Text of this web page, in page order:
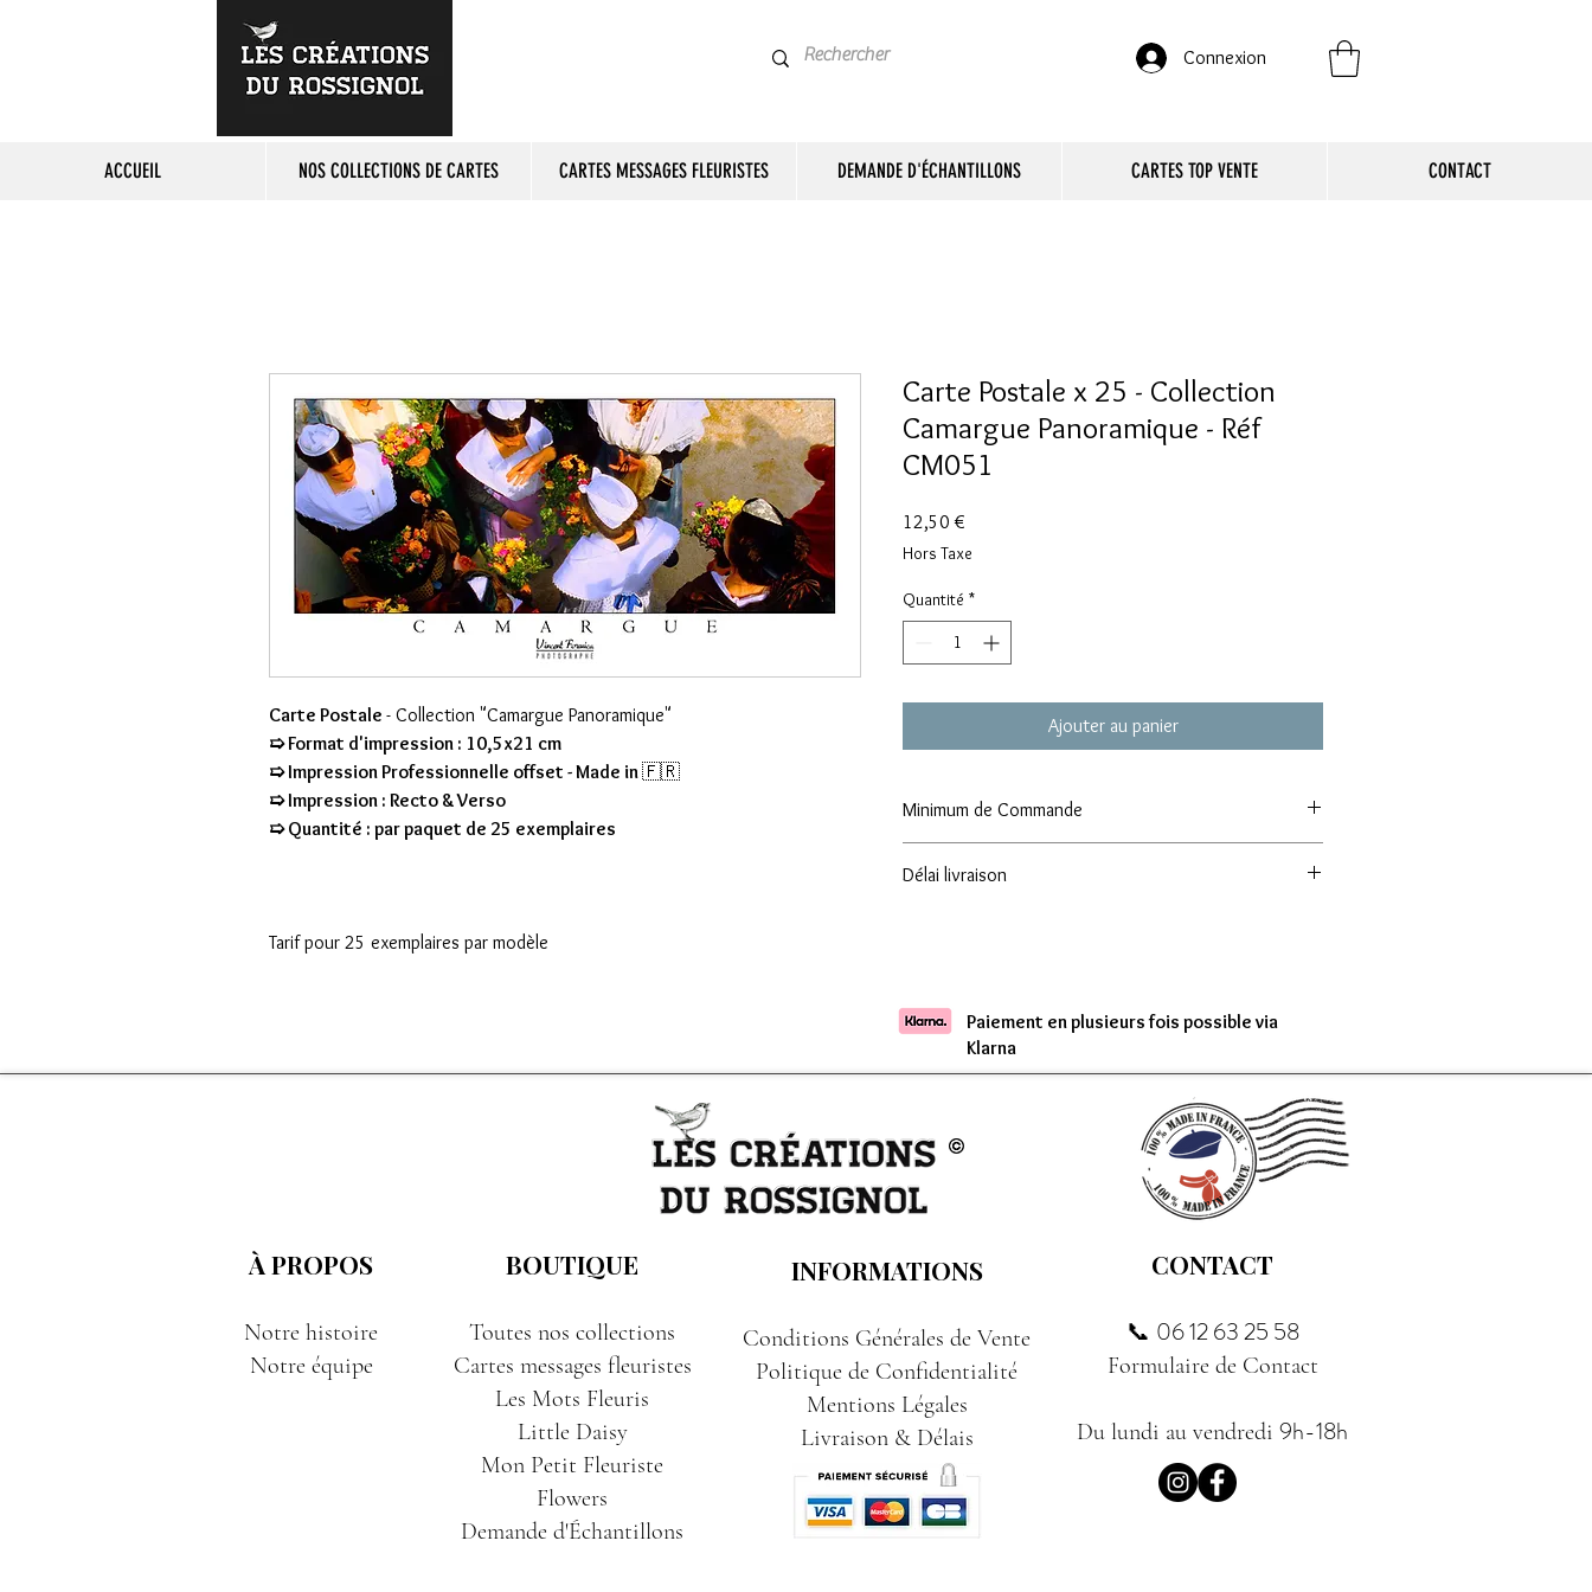
Connexion
ACCUEIL NOS COLLECTIONS DE CARTES CARTES MESSAGES FLEURISTES DEMANDE D'ÉCHANTILLONS CARTES TOP VENTE CONTACT
Carte Postale - Collection "Camargue Panoramique"
➯ Format d'impression : 10,5x21 cm
➯ Impression Professionnelle offset - Made in🇫🇷
➯ Impression : Recto & Verso
➯ Quantité : par paquet de 25 exemplaires
Tarif pour 25 exemplaires par modèle
Carte Postale x 25 - Collection
Camargue Panoramique - Réf
CM051
12,50 €
Hors Taxe
Quantité *
Ajouter au panier
Minimum de Commande
Délai livraison
Paiement en plusieurs fois possible via
Klarna
À PROPOS
Notre histoire
Notre équipe
BOUTIQUE
Toutes nos collections
Cartes messages fleuristes
Les Mots Fleuris
Little Daisy
Mon Petit Fleuriste
Flowers
Demande d'Échantillons
INFORMATIONS
Conditions Générales de Vente
Politique de Confidentialité
Mentions Légales
Livraison & Délais
CONTACT
📞 06 12 63 25 58
Formulaire de Contact
Du lundi au vendredi 9h-18h